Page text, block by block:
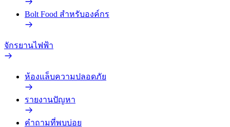
Bolt Food สำหรับองค์กร
จักรยานไฟฟ้า
ห้องแล็บความปลอดภัย
รายงานปัญหา
คำถามที่พบบ่อย